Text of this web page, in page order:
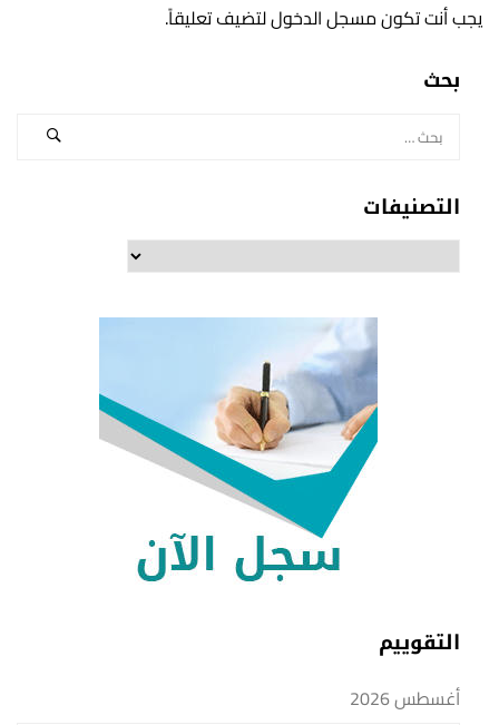
يجب أنت تكونمسجل الدخوللتضيف تعليقاً.
بحث
التصنيفات
التقوييم
أغسطس 2026